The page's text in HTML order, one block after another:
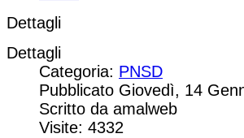
Dettagli
Dettagli
Categoria: PNSD
Pubblicato Giovedì, 14
Scritto da amalweb
Visite: 4332